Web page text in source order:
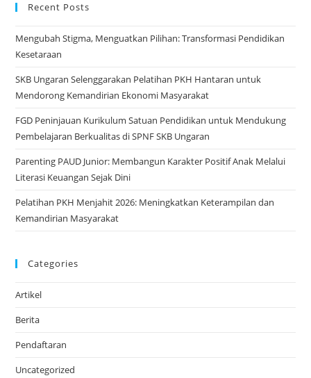
Keuangan
Dini
Recent Posts
Mengubah Stigma, Menguatkan Pilihan: Transformasi Pendidikan
Kesetaraan
SKB Ungaran Selenggarakan Pelatihan PKH Hantaran untuk
Mendorong Kemandirian Ekonomi Masyarakat
FGD Peninjauan Kurikulum Satuan Pendidikan untuk Mendukung
Pembelajaran Berkualitas di SPNF SKB Ungaran
Parenting PAUD Junior: Membangun Karakter Positif Anak Melalui
Literasi Keuangan Sejak Dini
Pelatihan PKH Menjahit 2026: Meningkatkan Keterampilan dan
Kemandirian Masyarakat
Categories
Artikel
Berita
Pendaftaran
Uncategorized